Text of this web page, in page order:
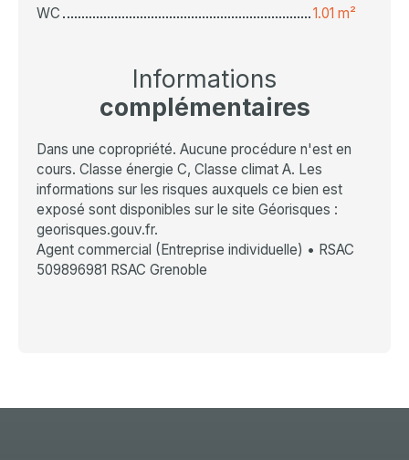
WC
1.01 m²
Informations
complémentaires
Dans une copropriété. Aucune procédure n'est en
cours. Classe énergie C, Classe climat A. Les
informations sur les risques auxquels ce bien est
exposé sont disponibles sur le site Géorisques :
georisques.gouv.fr.
Agent commercial (Entreprise individuelle) • RSAC
509896981 RSAC Grenoble